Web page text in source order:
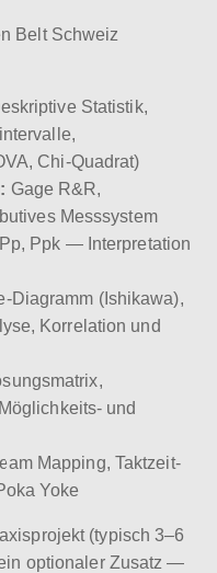
Belt Schweiz
Statistik,
Chi-Quadrat)
Gage R&R,
Messsystem
Ppk — Interpretation
Diagramm (Ishikawa),
Korrelation und
und
Mapping, Taktzeit-
Yoke
(typisch 3–6
optionaler Zusatz —